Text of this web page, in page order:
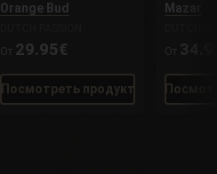
Orange Bud
От 29.95€
Посмотреть продукт
Mazar
От